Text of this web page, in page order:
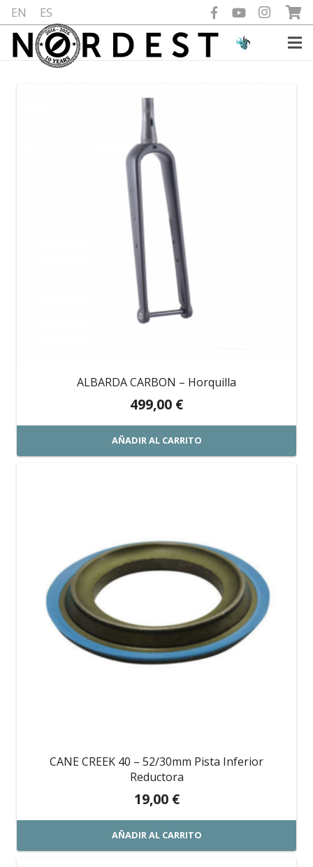
EN ES
ALBARDA CARBON – Horquilla
499,00 €
AÑADIR AL CARRITO
CANE CREEK 40 – 52/30mm Pista Inferior
Reductora
19,00 €
AÑADIR AL CARRITO